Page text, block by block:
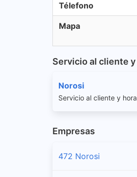
Télefono
Mapa
Servicio al cliente
Norosi
Servicio al cliente y
Empresas
472 Norosi